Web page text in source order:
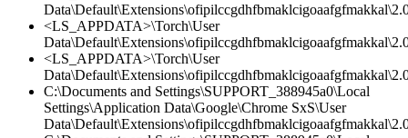
<LS_APPDATA>\Torch\User
<LS_APPDATA>\Torch\User
C:\Documents and Settings\SUPPORT_388945a0\Local
Settings\Application Data\Google\Chrome SxS\User